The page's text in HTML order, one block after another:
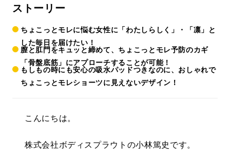
ストーリー
ちょこっとモレに悩む女性に「わたしらしく」・「凛」と
した毎日を届けたい！
膣と肛門をキュッと締めて、ちょこっとモレ予防のカギ
「骨盤底筋」にアプローチすることが可能！
もしもの時にも安心の吸水パッドつきなのに、おしゃれで
ちょこっとモレショーツに見えないデザイン！
こんにちは。
株式会社ボディスプラウトの小林篤史です。